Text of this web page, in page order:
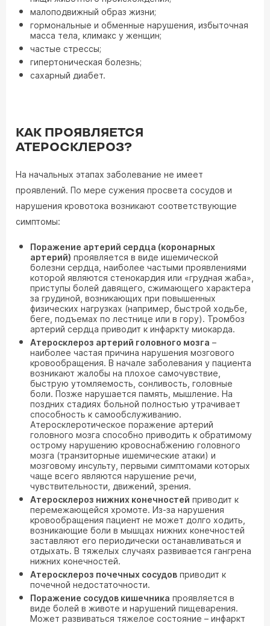
малоподвижный образ жизни;
гормональные и обменные нарушения, избыточная
масса тела, климакс у женщин;
частые стрессы;
гипертоническая болезнь;
сахарный диабет.
КАК ПРОЯВЛЯЕТСЯ
АТЕРОСКЛЕРОЗ?
На начальных этапах заболевание не имеет
проявлений. По мере сужения просвета сосудов и
нарушения кровотока возникают соответствующие
симптомы:
Поражение артерий сердца (коронарных
артерий) проявляется в виде ишемической
болезни сердца, наиболее частыми проявлениями
которой являются стенокардия или «грудная жаба»,
приступы болей давящего, сжимающего характера
за грудиной, возникающих при повышенных
физических нагрузках (например, быстрой ходьбе,
беге, подъемах по лестнице или в гору). Тромбоз
артерий сердца приводит к инфаркту миокарда.
Атеросклероз артерий головного мозга –
наиболее частая причина нарушения мозгового
кровообращения. В начале заболевания у пациента
возникают жалобы на плохое самочувствие,
быструю утомляемость, сонливость, головные
боли. Позже нарушается память, мышление. На
поздних стадиях больной полностью утрачивает
способность к самообслуживанию.
Атеросклеротическое поражение артерий
головного мозга способно приводить к обратимому
острому нарушению кровоснабжению головного
мозга (транзиторные ишемические атаки) и
мозговому инсульту, первыми симптомами которых
чаще всего являются нарушение речи,
чувствительности, движений, зрения.
Атеросклероз нижних конечностей приводит к
перемежающейся хромоте. Из-за нарушения
кровообращения пациент не может долго ходить,
возникающие боли в мышцах нижних конечностей
заставляют его периодически останавливаться и
отдыхать. В тяжелых случаях развивается гангрена
нижних конечностей.
Атеросклероз почечных сосудов приводит к
почечной недостаточности.
Поражение сосудов кишечника проявляется в
виде болей в животе и нарушений пищеварения.
Может развиваться тяжелое состояние – инфаркт